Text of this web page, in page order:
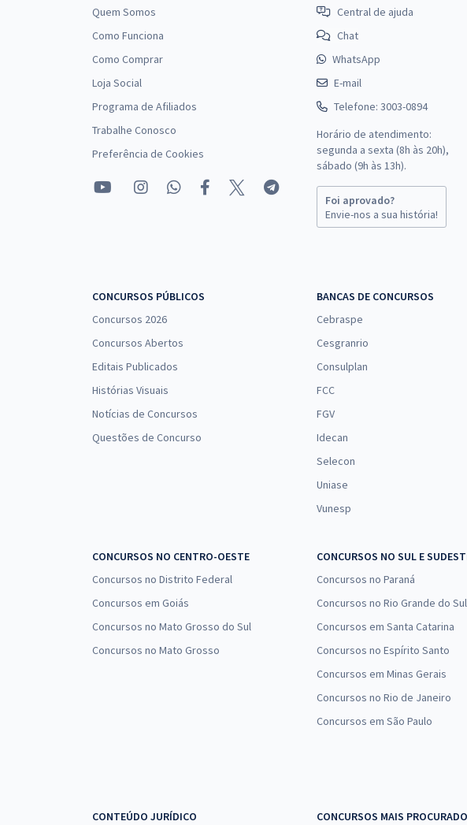
Quem Somos
Como Funciona
Como Comprar
Loja Social
Programa de Afiliados
Trabalhe Conosco
Preferência de Cookies
Central de ajuda
Chat
WhatsApp
E-mail
Telefone: 3003-0894
Horário de atendimento:
segunda a sexta (8h às 20h),
sábado (9h às 13h).
Foi aprovado?
Envie-nos a sua história!
CONCURSOS PÚBLICOS
Concursos 2026
Concursos Abertos
Editais Publicados
Histórias Visuais
Notícias de Concursos
Questões de Concurso
BANCAS DE CONCURSOS
Cebraspe
Cesgranrio
Consulplan
FCC
FGV
Idecan
Selecon
Uniase
Vunesp
CONCURSOS NO CENTRO-OESTE
Concursos no Distrito Federal
Concursos em Goiás
Concursos no Mato Grosso do Sul
Concursos no Mato Grosso
CONCURSOS NO SUL E
Concursos no Paraná
Concursos no Rio Grande do Sul
Concursos em Santa Catarina
Concursos no Espírito Santo
Concursos em Minas Gerais
Concursos no Rio de Janeiro
Concursos em São Paulo
CONTEÚDO JURÍDICO
CONCURSOS MAIS